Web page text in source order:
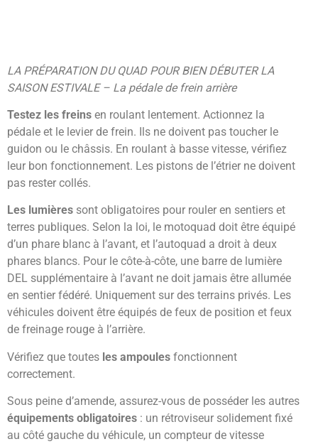
LA PRÉPARATION DU QUAD POUR BIEN DÉBUTER LA
SAISON ESTIVALE – La pédale de frein arrière
Testez les freins en roulant lentement. Actionnez la
pédale et le levier de frein. Ils ne doivent pas toucher le
guidon ou le châssis. En roulant à basse vitesse, vérifiez
leur bon fonctionnement. Les pistons de l’étrier ne doivent
pas rester collés.
Les lumières sont obligatoires pour rouler en sentiers et
terres publiques. Selon la loi, le motoquad doit être équipé
d’un phare blanc à l’avant, et l’autoquad a droit à deux
phares blancs. Pour le côte-à-côte, une barre de lumière
DEL supplémentaire à l’avant ne doit jamais être allumée
en sentier fédéré. Uniquement sur des terrains privés. Les
véhicules doivent être équipés de feux de position et feux
de freinage rouge à l’arrière.
Vérifiez que toutes les ampoules fonctionnent
correctement.
Sous peine d’amende, assurez-vous de posséder les autres
équipements obligatoires : un rétroviseur solidement fixé
au côté gauche du véhicule, un compteur de vitesse